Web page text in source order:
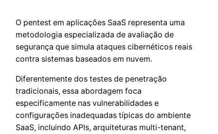
O pentest em aplicações SaaS representa uma
metodologia especializada de avaliação de
segurança que simula ataques cibernéticos reais
contra sistemas baseados em nuvem.
Diferentemente dos testes de penetração
tradicionais, essa abordagem foca
especificamente nas vulnerabilidades e
configurações inadequadas típicas do ambiente
SaaS, incluindo APIs, arquiteturas multi-tenant,